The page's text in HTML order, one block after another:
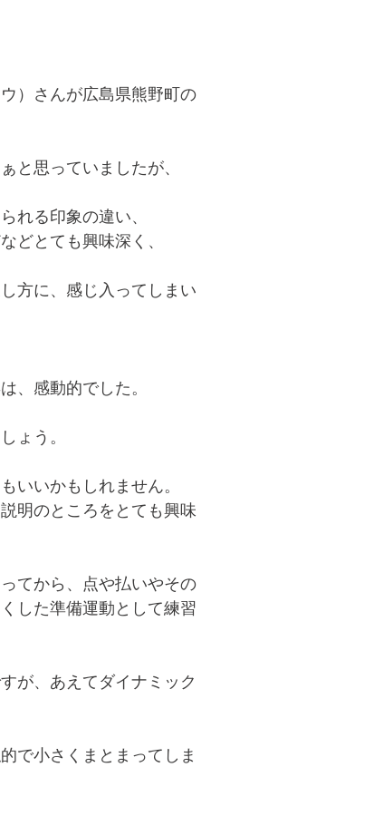
痛予防
）さんが広島県熊野町の
と思っていましたが、
れる印象の違い、
どとても興味深く、
方に、感じ入ってしまい
、感動的でした。
ょう。
いいかもしれません。
明のところをとても興味
てから、点や払いやその
した準備運動として練習
が、あえてダイナミック
で小さくまとまってしま